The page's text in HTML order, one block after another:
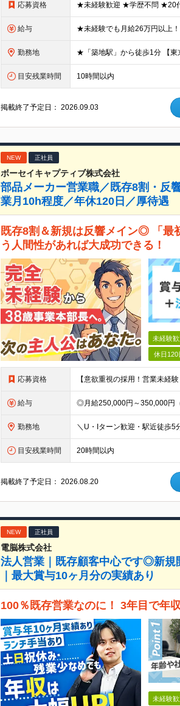
応募資格
給与
勤務地
目安残業時間 10時間以内
掲載終了予定日：2026.09.03
NEW 正社員
ボーセイキャプティブ株式会社
部品メーカー営業職／既存8割・反
業月10h程度／年休120日／厚待遇
既存8割＆新規は反響メイン◎ 「最
う人間性があれば大成功できる！
未経験歓
休日120
応募資格
給与
勤務地 ＼U・Iターン歓迎・駅近徒歩
目安残業時間 20時間以内
掲載終了予定日：2026.08.20
NEW 正社員
電脳株式会社
法人営業｜既存顧客中心です◎新規
｜最大賞与10ヶ月分の実績あり
100％既存営業なのに！ 3年目で年
未経験歓